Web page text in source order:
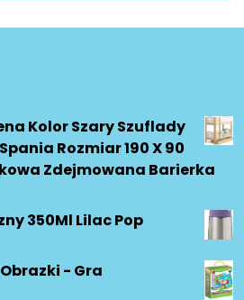
Kolor Szary Szuflady
Rozmiar 190 X 90
Zdejmowana Barierka
350Ml Lilac Pop
- Gra